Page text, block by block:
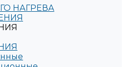
НАГРЕВА